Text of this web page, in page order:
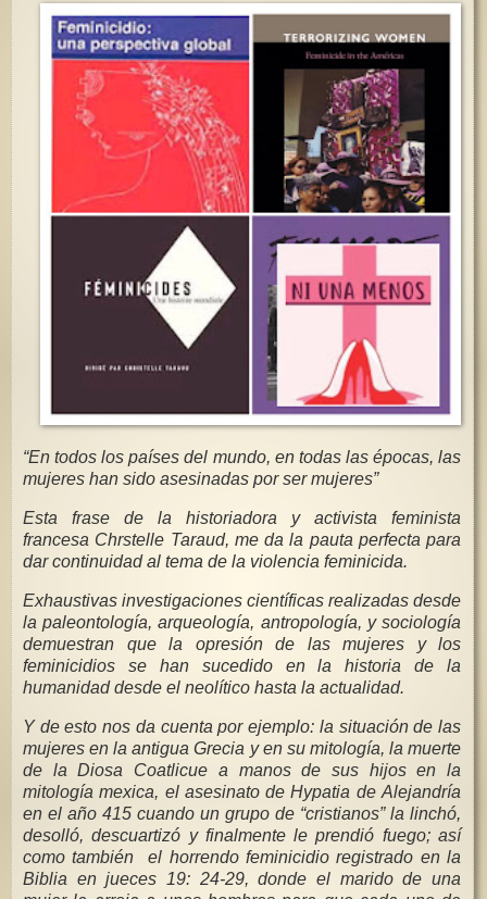
“En todos los países del mundo, en todas las épocas, las
mujeres han sido asesinadas por ser mujeres”
Esta frase de la historiadora y activista feminista
francesa Chrstelle Taraud, me da la pauta perfecta para
dar continuidad al tema de la violencia feminicida.
Exhaustivas investigaciones científicas realizadas desde
la paleontología, arqueología, antropología, y sociología
demuestran que la opresión de las mujeres y los
feminicidios se han sucedido en la historia de la
humanidad desde el neolítico hasta la actualidad.
Y de esto nos da cuenta por ejemplo: la situación de las
mujeres en la antigua Grecia y en su mitología, la muerte
de la Diosa Coatlicue a manos de sus hijos en la
mitología mexica, el asesinato de Hypatia de Alejandría
en el año 415 cuando un grupo de “cristianos” la linchó,
desolló, descuartizó y finalmente le prendió fuego; así
como también el horrendo feminicidio registrado en la
Biblia en jueces 19: 24-29, donde el marido de una